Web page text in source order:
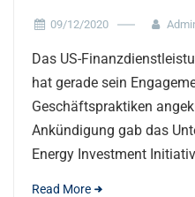
09/12/2020
Das US-
hat gerade sein
Geschäftspraktiken
Ankündigung gab das
Energy Investment
Read More